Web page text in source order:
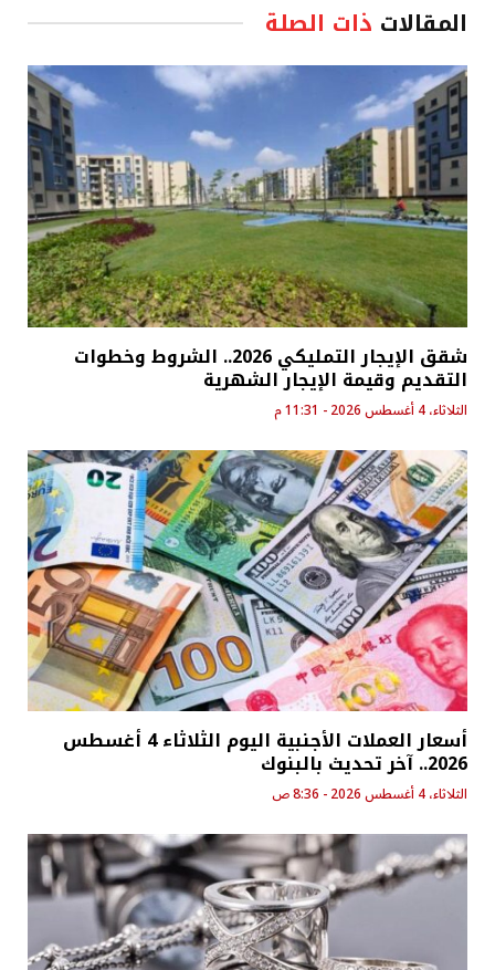
المقالات ذات الصلة
شقق الإيجار التمليكي 2026.. الشروط وخطوات
التقديم وقيمة الإيجار الشهرية
الثلاثاء، 4 أغسطس 2026 - 11:31 م
أسعار العملات الأجنبية اليوم الثلاثاء 4 أغسطس
2026.. آخر تحديث بالبنوك
الثلاثاء، 4 أغسطس 2026 - 8:36 ص